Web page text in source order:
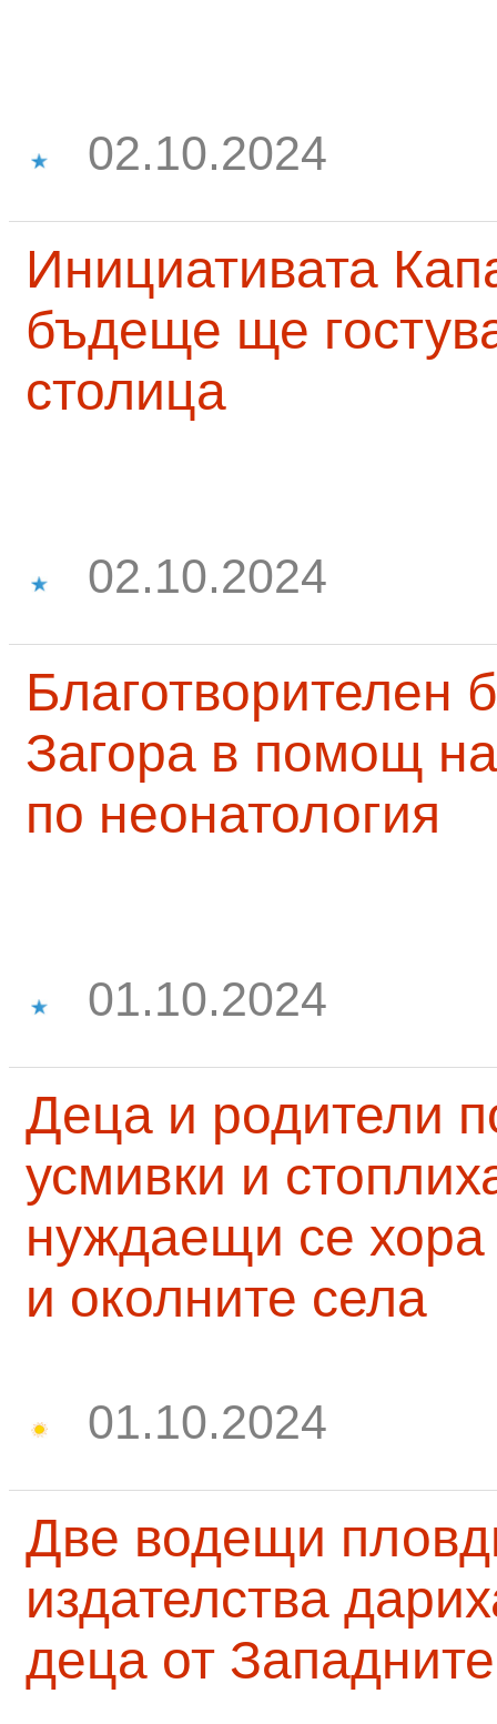
02.10.2024
Инициативата
бъдеще ще
столица
02.10.2024
Благотворителен
Загора в помощ
по неонатология
01.10.2024
Деца и родители
усмивки и
нуждаещи се
и околните села
01.10.2024
Две водещи
издателства
деца от